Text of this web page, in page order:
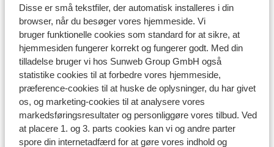
Disse er små tekstfiler, der automatisk installeres i din
browser, når du besøger vores hjemmeside. Vi
bruger funktionelle cookies som standard for at sikre, at
hjemmesiden fungerer korrekt og fungerer godt. Med din
tilladelse bruger vi hos Sunweb Group GmbH også
statistike cookies til at forbedre vores hjemmeside,
præference-cookies til at huske de oplysninger, du har givet
os, og marketing-cookies til at analysere vores
markedsføringsresultater og personliggøre vores tilbud. Ved
at placere 1. og 3. parts cookies kan vi og andre parter
spore din internetadfærd for at gøre vores indhold og
Bemærk, at der enkelte steder er lagt en ”service
charge” på regningen, i så tilfælde forventes du ikke at
give yderligere drikkepenge.
Elektricitet:
I Tyrkiet benyttes 220 Volt som i Danmark. Det kan
anbefales at medbringe adapter til elektriske
apparater med trebenet stik, da stikdåserne i Tyrkiet
kun er til to ben.
Mad og drikke: